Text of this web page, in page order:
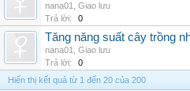
nana01
Giao lưu
Trả lời:
0
Tăng năng suất cây trồng
nana01
Giao lưu
Trả lời:
0
Hiển thị kết quả từ 1 đến 20 của 200